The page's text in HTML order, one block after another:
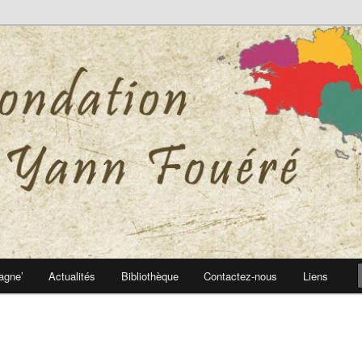
Fouéré
Fouéré
Actualités Bibliothèque Contactez-nous Liens